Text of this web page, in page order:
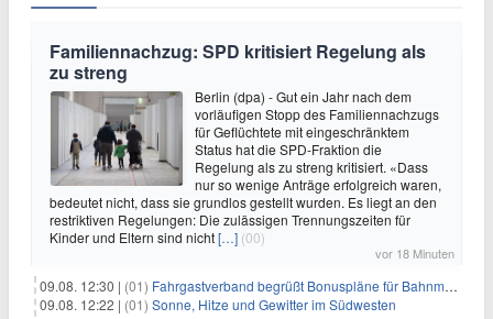
Familiennachzug: SPD kritisiert Regelung als
zu streng
Berlin (dpa) - Gut ein Jahr nach dem
vorläufigen Stopp des Familiennachzugs
für Geflüchtete mit eingeschränktem
Status hat die SPD-Fraktion die
Regelung als zu streng kritisiert. «Dass
nur so wenige Anträge erfolgreich waren,
bedeutet nicht, dass sie grundlos gestellt wurden. Es liegt an den
restriktiven Regelungen: Die zulässigen Trennungszeiten für
Kinder und Eltern sind nicht[…] (00)
vor 18 Minuten
09.08. 12:30 | (01) Fahrgastverband begrüßt Bonuspläne für Bahnmanager
09.08. 12:22 | (01) Sonne, Hitze und Gewitter im Südwesten